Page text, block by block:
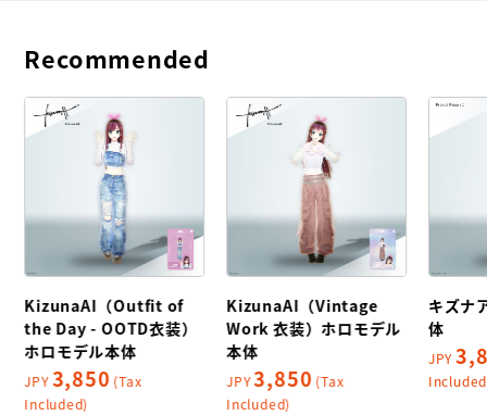
Recommended
KizunaAI（Outfit of
the Day - OOTD衣装）
ホロモデル本体
JPY3,850 (Tax
Included)
KizunaAI（Vintage
Work 衣装）ホロモデル
本体
JPY3,850 (Tax
Included)
キズナ
体
JPY